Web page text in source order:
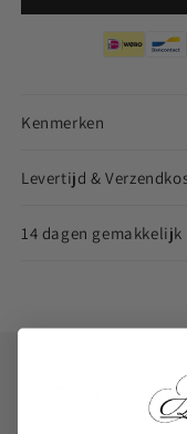
Kenmerken
Levertijd &
14 dagen
Echte